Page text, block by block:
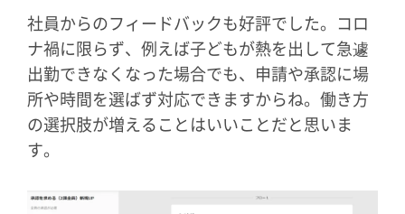
社員からのフィードバックも好評でした。コロ
ナ禍に限らず、例えば子どもが熱を出して急遽
出勤できなくなった場合でも、申請や承認に場
所や時間を選ばず対応できますからね。働き方
の選択肢が増えることはいいことだと思いま
す。